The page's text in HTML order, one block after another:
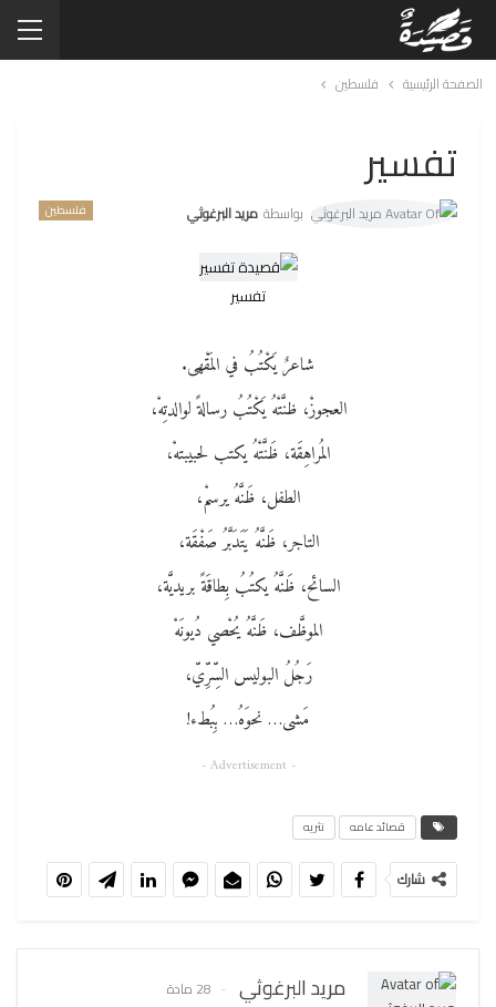
الصفحة الرئيسية فلسطين
تفسير
فلسطين بواسطة مريد البرغوثي
تفسير
شاعرٌ يَكْتُبُ في المَقْهى.
العجوزْ، ظنَّتْهُ يَكْتُبُ رسالةً لوالدتِهْ،
المُراهِقَة، ظَنَّتْهُ يكتب لحبيبتهْ،
الطفل، ظَنَّهُ يرسمْ،
التاجر، ظَنَّهُ يَتَدَبَّرُ صَفْقَة،
السائح، ظَنَّهُ يكتُبُ بِطاقَةً بريديَّة،
الموظَّف، ظَنَّهُ يُحْصي دُيونَهْ
رَجُلُ البوليس السِّرِّيّ،
مَشى… نحوَهُ… بِبُطء!
- Advertisement -
قصائد عامه نثريه
شارك
مريد البرغوثي 28 مادة